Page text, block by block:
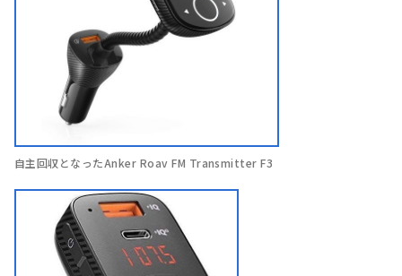
自主回収となったAnker Roav FM Transmitter F3